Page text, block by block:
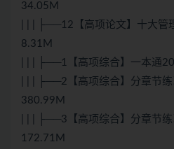
34.05M
| | | ├──12【高项论文】十大管
8.31M
| | | ├──1【高项综合】一本通
| | | ├──2【高项综合】分章节
380.99M
| | | ├──3【高项综合】分章节
172.71M